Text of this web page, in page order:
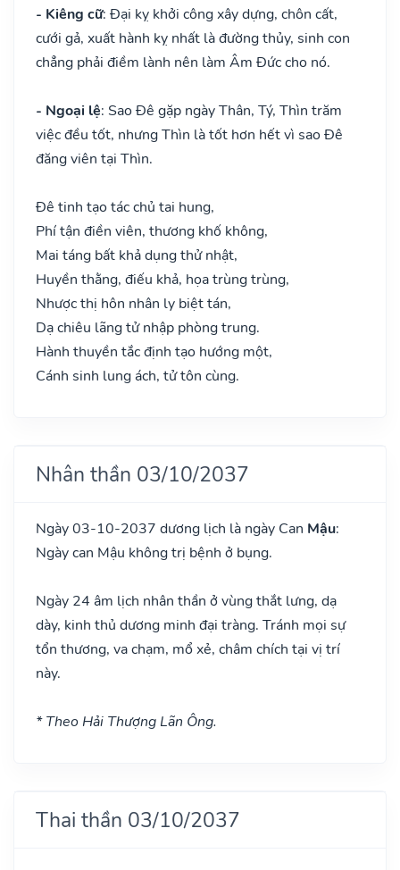
- Kiêng cữ: Đại kỵ khởi công xây dựng, chôn cất,
cưới gả, xuất hành kỵ nhất là đường thủy, sinh con
chẳng phải điềm lành nên làm Âm Đức cho nó.
- Ngoại lệ: Sao Đê gặp ngày Thân, Tý, Thìn trăm
việc đều tốt, nhưng Thìn là tốt hơn hết vì sao Đê
đăng viên tại Thìn.
Đê tinh tạo tác chủ tai hung,
Phí tận điền viên, thương khố không,
Mai táng bất khả dụng thử nhật,
Huyền thằng, điếu khả, họa trùng trùng,
Nhược thị hôn nhân ly biệt tán,
Dạ chiêu lãng tử nhập phòng trung.
Hành thuyền tắc định tạo hướng một,
Cánh sinh lung ách, tử tôn cùng.
Nhân thần 03/10/2037
Ngày 03-10-2037 dương lịch là ngày Can Mậu:
Ngày can Mậu không trị bệnh ở bụng.
Ngày 24 âm lịch nhân thần ở vùng thắt lưng, dạ
dày, kinh thủ dương minh đại tràng. Tránh mọi sự
tổn thương, va chạm, mổ xẻ, châm chích tại vị trí
này.
* Theo Hải Thượng Lãn Ông.
Thai thần 03/10/2037